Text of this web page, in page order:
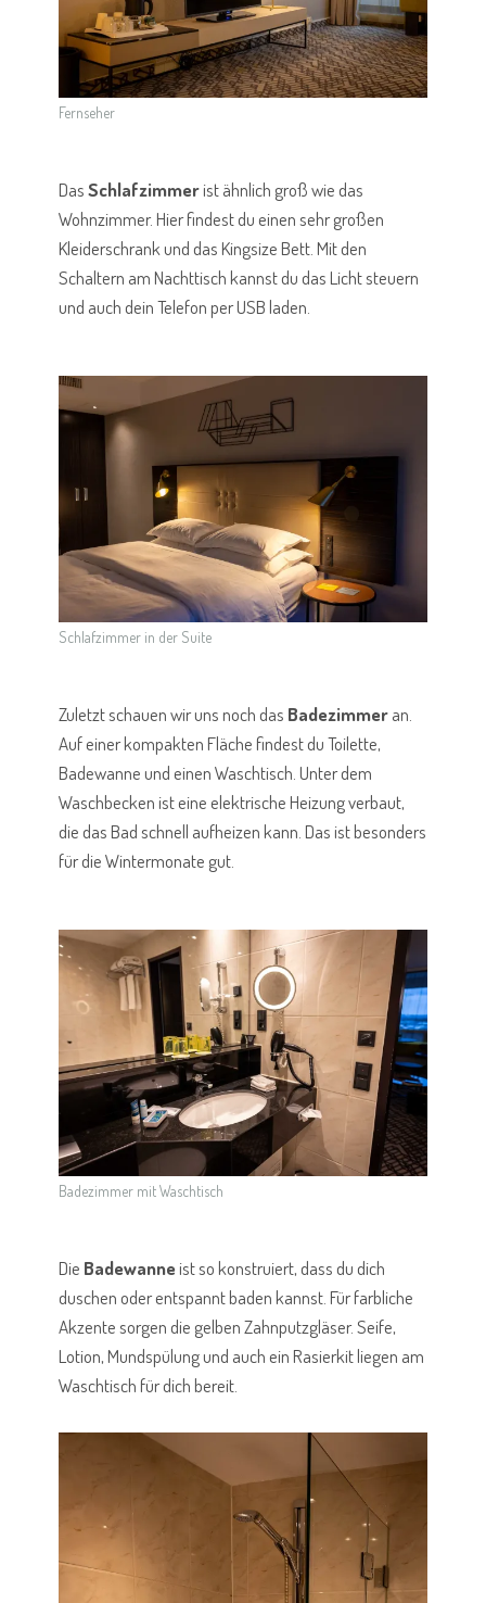
Fernseher
DasSchlafzimmerist ähnlich groß wie das
Wohnzimmer. Hier findest du einen sehr großen
Kleiderschrank und das Kingsize Bett. Mit den
Schaltern am Nachttisch kannst du das Licht steuern
und auch dein Telefon per USB laden.
Schlafzimmer in der Suite
Zuletzt schauen wir uns noch das Badezimmeran.
Auf einer kompakten Fläche findest du Toilette,
Badewanne und einen Waschtisch. Unter dem
Waschbecken ist eine elektrische Heizung verbaut,
die das Bad schnell aufheizen kann. Das ist besonders
für die Wintermonate gut.
Badezimmer mit Waschtisch
Die Badewanneist so konstruiert, dass du dich
duschen oder entspannt baden kannst. Für farbliche
Akzente sorgen die gelben Zahnputzgläser. Seife,
Lotion, Mundspülung und auch ein Rasierkit liegen am
Waschtisch für dich bereit.